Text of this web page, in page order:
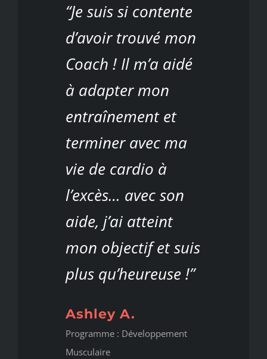
“Je suis si contente
d’avoir trouvé mon
Coach ! Il m’a aidé
à adapter mon
entraînement et
terminer avec ma
vie de cardio à
l’excès… avec son
aide, j’ai atteint
mon objectif et suis
plus qu’heureuse !”
Ashley A.
Programme : Développement
Musculaire